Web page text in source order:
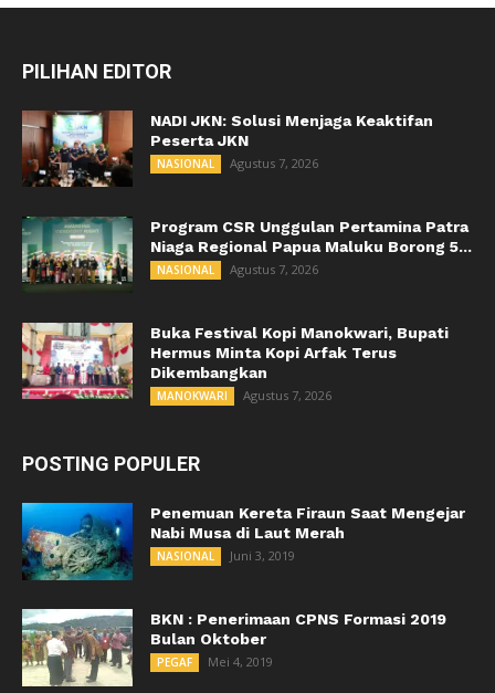
PILIHAN EDITOR
NADI JKN: Solusi Menjaga Keaktifan
Peserta JKN
NASIONAL Agustus 7, 2026
Program CSR Unggulan Pertamina Patra
Niaga Regional Papua Maluku Borong 5...
NASIONAL Agustus 7, 2026
Buka Festival Kopi Manokwari, Bupati
Hermus Minta Kopi Arfak Terus
Dikembangkan
MANOKWARI Agustus 7, 2026
POSTING POPULER
Penemuan Kereta Firaun Saat Mengejar
Nabi Musa di Laut Merah
NASIONAL Juni 3, 2019
BKN : Penerimaan CPNS Formasi 2019
Bulan Oktober
PEGAF Mei 4, 2019